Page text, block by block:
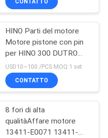
HINO Parti del motore
Motore pistone con pin
per HINO 300 DUTRO
W04D OEM 13216-
E0020
USD10~100 /PCS MOQ:1 set
CONTATTO
8 fori di alta
qualitàAffare motore
13411-E0071 13411-